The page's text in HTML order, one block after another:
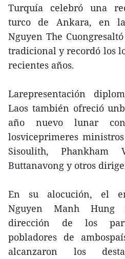
Turquía celebró una
turco de Ankara, en
Nguyen The
tradicional y recordó los
recientes años.
Larepresentación
Laos también ofreció
año nuevo lunar
losviceprimeres
Sisoulith, Phankham
Buttanavong y otros
En su alocución, el
Nguyen Manh Hung
dirección de los
pobladores de
alcanzaron los